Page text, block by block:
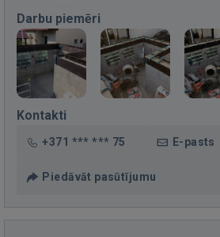
Darbu piemēri
Kontakti
+371 *** *** 75 E-pasts
Piedāvāt pasūtījumu